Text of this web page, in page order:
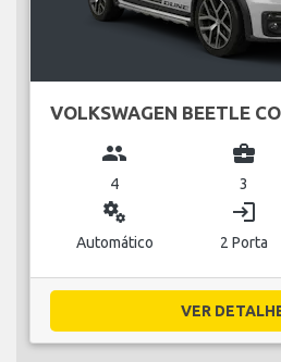
VOLKSWAGEN BEETLE
group
4
business_center
3
miscellaneous_services
Automático
login
2 Porta
VER